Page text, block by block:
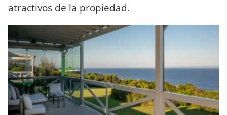
atractivos de la propiedad.